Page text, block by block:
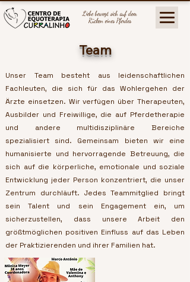
Liebe bewegt sich auf dem
Rücken eines Pferdes
Team
Unser Team besteht aus leidenschaftlichen
Fachleuten, die sich für das Wohlergehen der
Ärzte einsetzen. Wir verfügen über Therapeuten,
Ausbilder und Freiwillige, die auf Pferdetherapie
und andere multidisziplinäre Bereiche
spezialisiert sind. Gemeinsam bieten wir eine
humanisierte und hervorragende Betreuung, die
sich auf die körperliche, emotionale und soziale
Entwicklung jeder Person konzentriert, die unser
Zentrum durchläuft. Jedes Teammitglied bringt
sein Talent und sein Engagement ein, um
sicherzustellen, dass unsere Arbeit den
größtmöglichen positiven Einfluss auf das Leben
der Praktizierenden und ihrer Familien hat.